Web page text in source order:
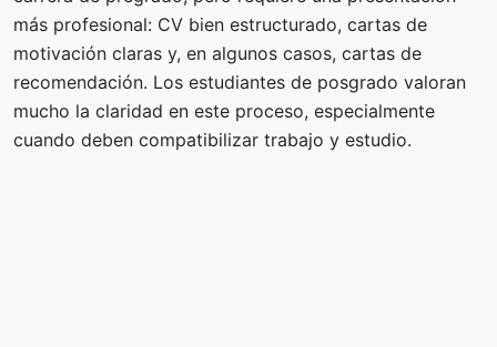
más profesional: CV bien estructurado, cartas de
motivación claras y, en algunos casos, cartas de
recomendación. Los estudiantes de posgrado valoran
mucho la claridad en este proceso, especialmente
cuando deben compatibilizar trabajo y estudio.